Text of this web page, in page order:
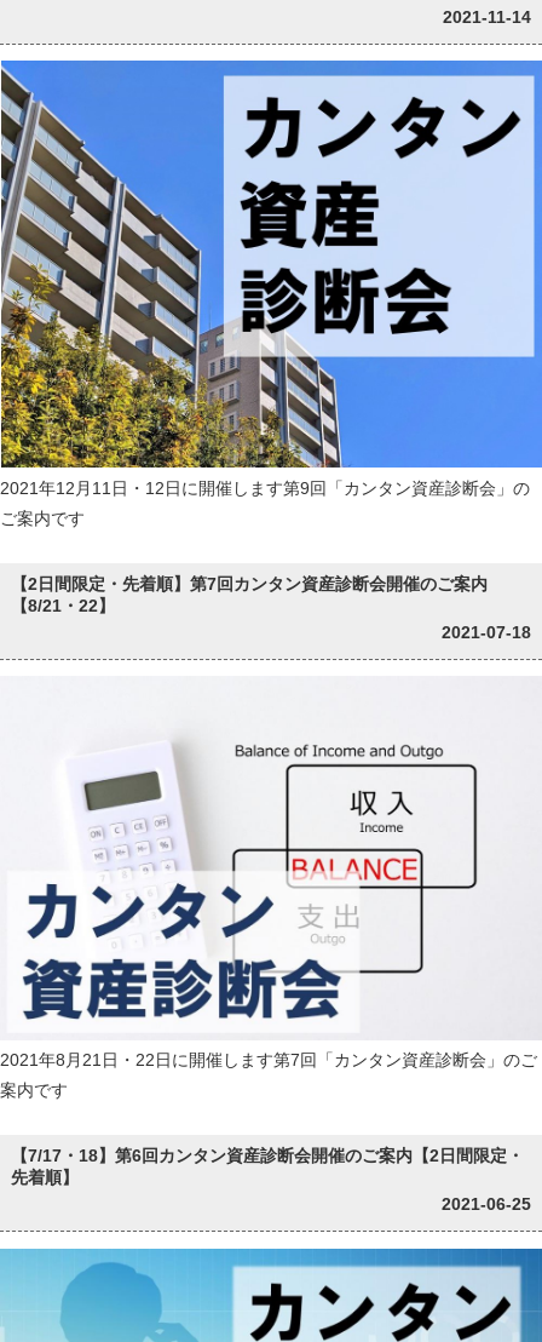
2021-11-14
2021年12月11日・12日に開催します第9回「カンタン資産診断会」の
ご案内です
【2日間限定・先着順】第7回カンタン資産診断会開催のご案内
【8/21・22】
2021-07-18
2021年8月21日・22日に開催します第7回「カンタン資産診断会」のご
案内です
【7/17・18】第6回カンタン資産診断会開催のご案内【2日間限定・
先着順】
2021-06-25